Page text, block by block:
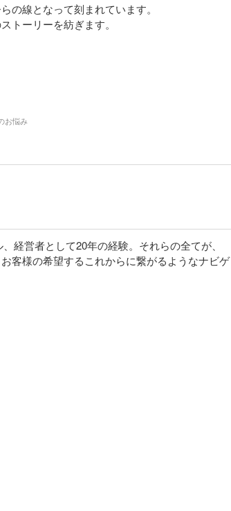
の線となって刻まれています。
トーリーを紡ぎます。
お悩み
経営者として20年の経験。それらの全てが、
客様の希望するこれからに繋がるようなナビゲ